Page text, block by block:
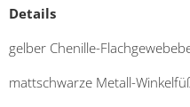
Details
gelber Chenille-
mattschwarze Metall-